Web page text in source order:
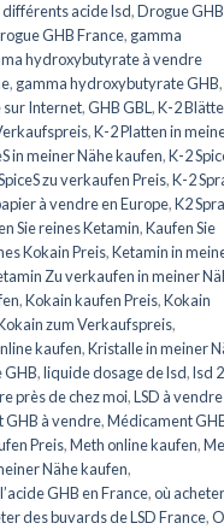
différents acide lsd,Drogue GHB
GHB France, gamma
hydroxybutyrate à vendre
, gamma hydroxybutyrate GHB,
sur Internet,GHB GBL ,K-2
,K-2 Platten in
in meiner Nähe kaufen,K-2
zu verkaufen Preis,K-2
à vendre en Europe,K2
Sie reines Ketamin,Kaufen Sie
Kokain Preis,Ketamin in
Zu verkaufen in meiner
,Kokain kaufen Preis,Kokain
zum Verkaufspreis,
kaufen,Kristalle in meiner
GHB,liquide dosage de lsd,lsd
près de chez moi,LSD à
GHB à vendre,Médicament
Preis,Meth online kaufen,
Nähe kaufen,
GHB en France,où
des buvards de LSD France,